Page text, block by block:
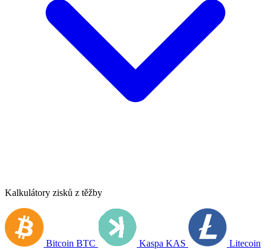
Kalkulátory zisků z těžby
Bitcoin BTC Kaspa KAS Litecoin